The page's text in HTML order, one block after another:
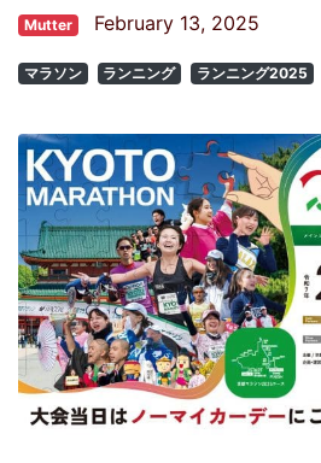
Mutter February 13, 2025
マラソン ランニング ランニング2025